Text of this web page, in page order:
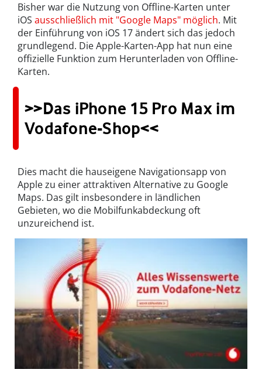
Bisher war die Nutzung von Offline-Karten unter
iOS ausschließlich mit "Google Maps" möglich. Mit
der Einführung von iOS 17 ändert sich das jedoch
grundlegend. Die Apple-Karten-App hat nun eine
offizielle Funktion zum Herunterladen von Offline-
Karten.
>>Das iPhone 15 Pro Max im
Vodafone-Shop<<
Dies macht die hauseigene Navigationsapp von
Apple zu einer attraktiven Alternative zu Google
Maps. Das gilt insbesondere in ländlichen
Gebieten, wo die Mobilfunkabdeckung oft
unzureichend ist.